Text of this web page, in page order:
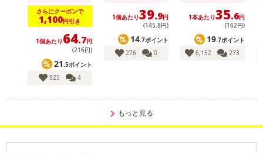
さらにクーポンで
1,100円引き
1個あたり 64.7円
(216円)
21 .5ポイント
925
4
1個あたり39.9円
(145.8円)
14.7ポイント
276
0
1本あたり35.6円
(162円)
19.7ポイント
6,152
273
もっと見る